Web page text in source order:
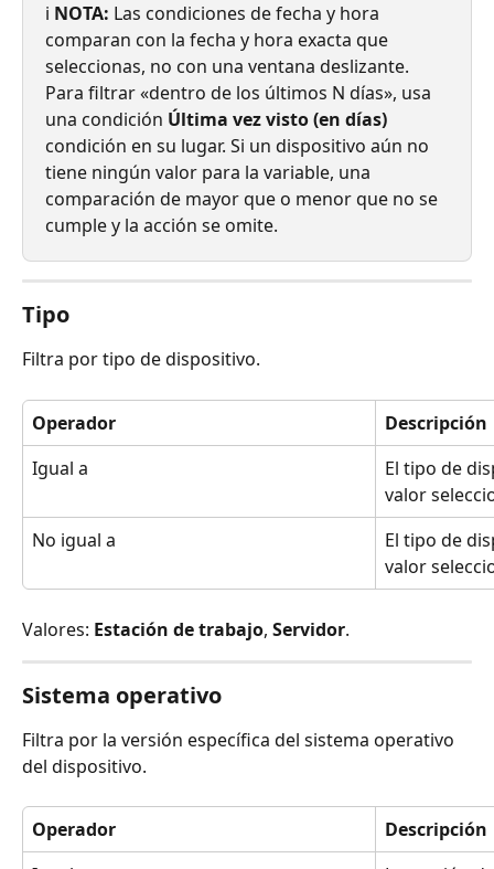
ℹ️ NOTA: Las condiciones de fecha y hora
comparan con la fecha y hora exacta que
seleccionas, no con una ventana deslizante.
Para filtrar «dentro de los últimos N días», usa
una condición Última vez visto (en días)
condición en su lugar. Si un dispositivo aún no
tiene ningún valor para la variable, una
comparación de mayor que o menor que no se
cumple y la acción se omite.
Tipo
Filtra por tipo de dispositivo.
Operador
Descripción
Igual a
El tipo de
valor
No igual a
El tipo de
valor
Valores: Estación de trabajo, Servidor.
Sistema operativo
Filtra por la versión específica del sistema operativo
del dispositivo.
Operador
Descripción